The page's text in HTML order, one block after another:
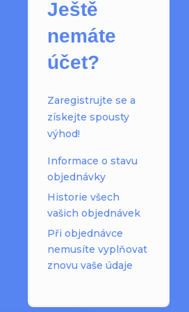
Ještě
nemáte
účet?
Zaregistrujte se a
získejte spousty
výhod!
Informace o stavu
objednávky
Historie všech
vašich objednávek
Při objednávce
nemusíte vyplňovat
znovu vaše údaje